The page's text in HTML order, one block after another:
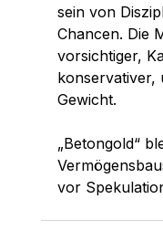
sein von
Chancen. Die
vorsichtiger,
konservativer,
Gewicht.
„Betongold“
vor